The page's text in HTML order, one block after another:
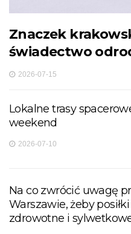
Znaczek
świadectwo
2026-07-15
Lokalne trasy
weekend
2026-07-10
Na co zwrócić uwagę
Warszawie, żeby
zdrowotne i